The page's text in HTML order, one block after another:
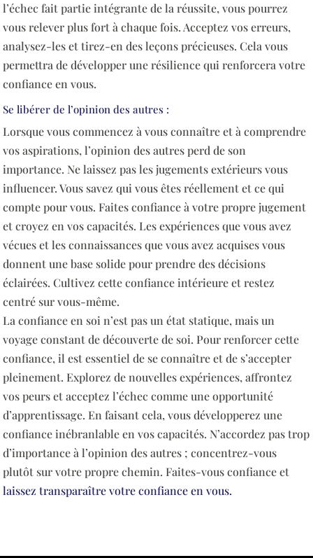
l’échec fait partie intégrante de la réussite, vous pourrez
vous relever plus fort à chaque fois. Acceptez vos erreurs,
analysez-les et tirez-en des leçons précieuses. Cela vous
permettra de développer une résilience qui renforcera votre
confiance en vous.
Se libérer de l’opinion des autres :
Lorsque vous commencez à vous connaître et à comprendre
vos aspirations, l’opinion des autres perd de son
importance. Ne laissez pas les jugements extérieurs vous
influencer. Vous savez qui vous êtes réellement et ce qui
compte pour vous. Faites confiance à votre propre jugement
et croyez en vos capacités. Les expériences que vous avez
vécues et les connaissances que vous avez acquises vous
donnent une base solide pour prendre des décisions
éclairées. Cultivez cette confiance intérieure et restez
centré sur vous-même.
La confiance en soi n’est pas un état statique, mais un
voyage constant de découverte de soi. Pour renforcer cette
confiance, il est essentiel de se connaître et de s’accepter
pleinement. Explorez de nouvelles expériences, affrontez
vos peurs et acceptez l’échec comme une opportunité
d’apprentissage. En faisant cela, vous développerez une
confiance inébranlable en vos capacités. N’accordez pas trop
d’importance à l’opinion des autres ; concentrez-vous
plutôt sur votre propre chemin. Faites-vous confiance et
laissez transparaître votre confiance en vous.